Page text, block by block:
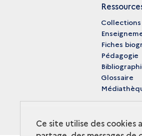
Fiches
Pédagogie
Glossaire
Ce site utilise des cookies